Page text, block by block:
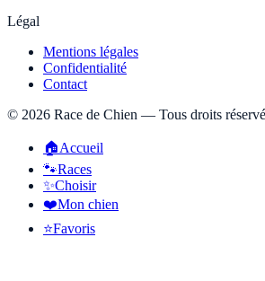
Légal
Mentions légales
Confidentialité
Contact
© 2026 Race de Chien — Tous droits
🏠Accueil
🐾Races
✨Choisir
❤️Mon chien
⭐Favoris